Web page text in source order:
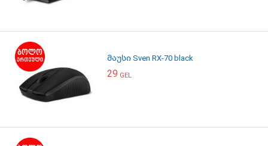
მაუსი Sven RX-70 black
29 GEL